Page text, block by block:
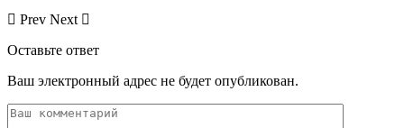
Prev Next
Оставьте ответ
Ваш электронный адрес не будет опубликован.